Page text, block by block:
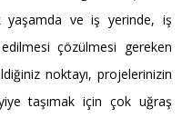
yaşamda ve iş yerinde, iş
çözülmesi gereken
noktayı, projelerinizin
taşımak için çok uğraş